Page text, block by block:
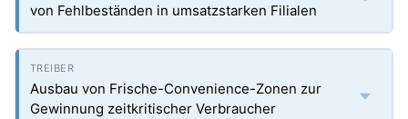
von Fehlbeständen in umsatzstarken Filialen
Ausbau von Frische-Convenience-Zonen zur
Gewinnung zeitkritischer Verbraucher